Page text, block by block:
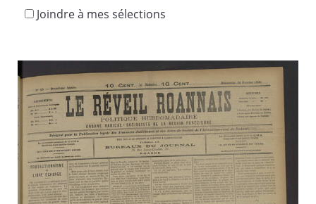
Joindre à mes sélections